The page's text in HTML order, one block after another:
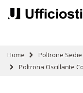
Home Poltrone
Poltrona Oscillante